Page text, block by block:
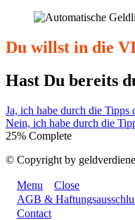
Du willst in die
Hast Du bereits
Ja, ich habe durch die Tipps
Nein, ich habe durch die
25% Complete
© Copyright by
Menu
Close
AGB &
Contact